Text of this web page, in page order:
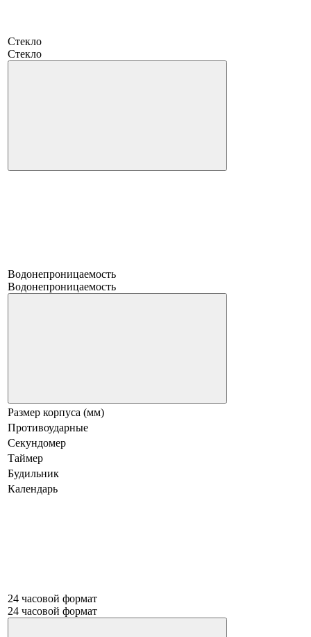
Стекло
Стекло
Водонепроницаемость
Водонепроницаемость
Размер корпуса (мм)
Противоударные
Секундомер
Таймер
Будильник
Календарь
24 часовой формат
24 часовой формат